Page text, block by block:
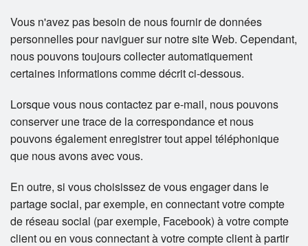
Vous n'avez pas besoin de nous fournir de données
personnelles pour naviguer sur notre site Web. Cependant,
nous pouvons toujours collecter automatiquement
certaines informations comme décrit ci-dessous.
Lorsque vous nous contactez par e-mail, nous pouvons
conserver une trace de la correspondance et nous
pouvons également enregistrer tout appel téléphonique
que nous avons avec vous.
En outre, si vous choisissez de vous engager dans le
partage social, par exemple, en connectant votre compte
de réseau social (par exemple, Facebook) à votre compte
client ou en vous connectant à votre compte client à partir